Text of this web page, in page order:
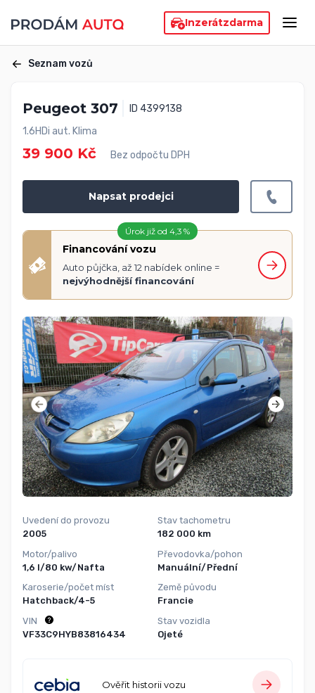
Inzerátzdarma
Seznam vozů
Peugeot 307
ID 4399138
1.6HDi aut. Klima
39 900 Kč Bez odpočtu DPH
Napsat prodejci
Úrok již od 4,3 %
Financování vozu
Auto půjčka, až 12 nabídek online =
nejvýhodnější financování
Uvedení do provozu
2005
Motor/palivo
1,6 l/80 kw/Nafta
Karoserie/počet míst
Hatchback/4-5
Stav tachometru
182 000 km
Převodovka/pohon
Manuální/Přední
Země původu
Francie
VIN
VF33C9HYB83816434
Stav vozidla
Ojeté
Ověřit historii vozu